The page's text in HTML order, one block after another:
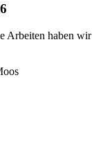
Arbeiten haben wir